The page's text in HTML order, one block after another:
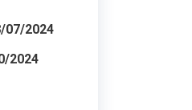
07/2024
2024